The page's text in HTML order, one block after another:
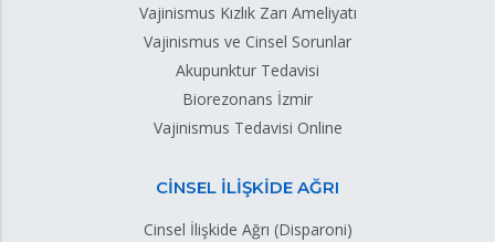
Vajinismus Kızlık Zarı Ameliyatı
Vajinismus ve Cinsel Sorunlar
Akupunktur Tedavisi
Biorezonans İzmir
Vajinismus Tedavisi Online
CİNSEL İLİŞKİDE AĞRI
Cinsel İlişkide Ağrı (Disparoni)